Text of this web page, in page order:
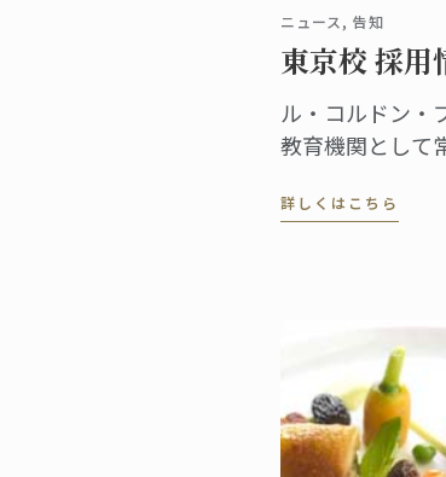
ニュース, 告知
東京校 採用
ル・コルドン・
教育機関として
詳しくはこちら